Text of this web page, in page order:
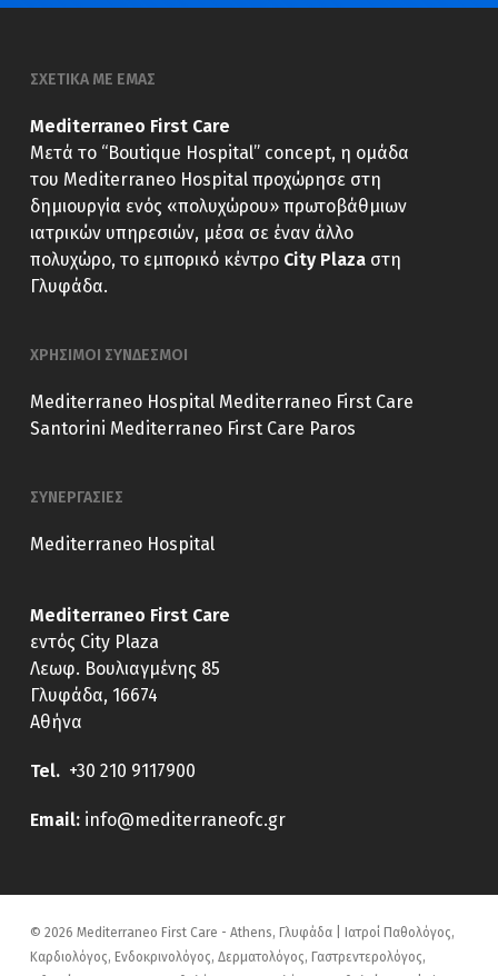
ΣΧΕΤΙΚΑ ΜΕ ΕΜΑΣ
Mediterraneo First Care
Μετά το “Boutique Hospital” concept, η ομάδα
του Mediterraneo Hospital προχώρησε στη
δημιουργία ενός «πολυχώρου» πρωτοβάθμιων
ιατρικών υπηρεσιών, μέσα σε έναν άλλο
πολυχώρο, το εμπορικό κέντρο City Plazaστη
Γλυφάδα.
ΧΡΗΣΙΜΟΙ ΣΥΝΔΕΣΜΟΙ
Mediterraneo Hospital Mediterraneo First Care
Santorini Mediterraneo First Care Paros
ΣΥΝΕΡΓΑΣΙΕΣ
Mediterraneo Hospital
Mediterraneo First Care
εντός City Plaza
Λεωφ. Βουλιαγμένης 85
Γλυφάδα, 16674
Αθήνα
Tel. +30 210 9117900
Email: info@mediterraneofc.gr
© 2026 Mediterraneo First Care - Athens, Γλυφάδα | Ιατροί Παθολόγος,
Καρδιολόγος, Ενδοκρινολόγος, Δερματολόγος, Γαστρεντερολόγος,